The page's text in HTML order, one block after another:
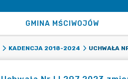
GMINA MŚCIWOJÓW
KADENCJA 2018-2024